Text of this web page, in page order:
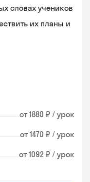
словах учеников
их планы и
от 1880 ₽ / урок
от 1470 ₽ / урок
от 1092 ₽ / урок